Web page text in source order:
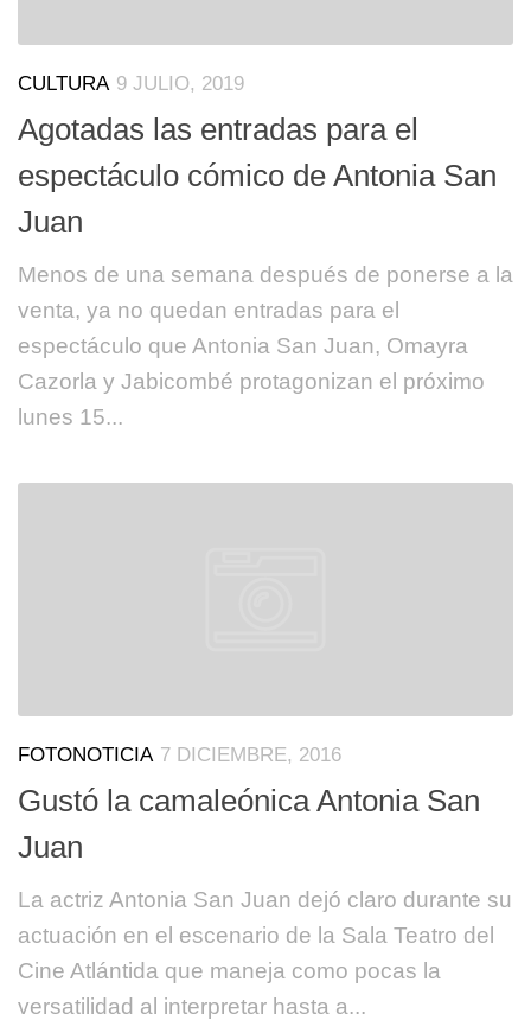
CULTURA 9 JULIO, 2019
Agotadas las entradas para el
espectáculo cómico de Antonia San
Juan
Menos de una semana después de ponerse a la
venta, ya no quedan entradas para el
espectáculo que Antonia San Juan, Omayra
Cazorla y Jabicombé protagonizan el próximo
lunes 15...
FOTONOTICIA 7 DICIEMBRE, 2016
Gustó la camaleónica Antonia San
Juan
La actriz Antonia San Juan dejó claro durante su
actuación en el escenario de la Sala Teatro del
Cine Atlántida que maneja como pocas la
versatilidad al interpretar hasta a...